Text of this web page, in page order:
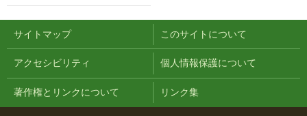
サイトマップ このサイトについて
アクセシビリティ 個人情報保護について
著作権とリンクについて リンク集